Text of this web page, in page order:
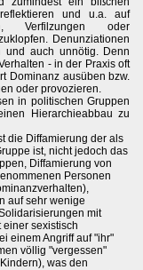
und u.a. auf
Verfilzungen oder
Denunziationen
und auch unnötig. Denn
- in der Praxis oft
Dominanz ausüben bzw.
oder provozieren.
in politischen Gruppen
Hierarchieabbau zu
die Diffamierung der als
ist, nicht jedoch das
Diffamierung von
Personen
auf sehr wenige
mit
einer sexistisch
einem Angriff auf "ihr"
völlig "vergessen"
was den